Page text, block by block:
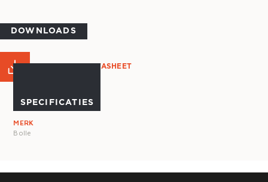
DOWNLOADS
PRODUCT DATASHEET
SPECIFICATIES
MERK
Bolle